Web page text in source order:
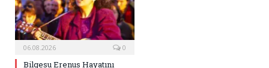
06.08.2026 0
Bilgesu Erenus Hayatını